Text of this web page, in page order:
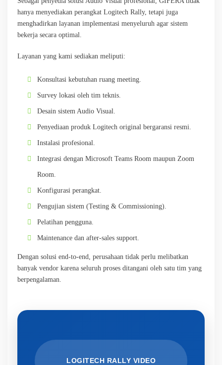
hanya menyediakan perangkat Logitech Rally, tetapi juga
menghadirkan layanan implementasi menyeluruh agar sistem
bekerja secara optimal.
Layanan yang kami sediakan meliputi:
Konsultasi kebutuhan ruang meeting.
Survey lokasi oleh tim teknis.
Desain sistem Audio Visual.
Penyediaan produk Logitech original bergaransi resmi.
Instalasi profesional.
Integrasi dengan Microsoft Teams Room maupun Zoom
Room.
Konfigurasi perangkat.
Pengujian sistem (Testing & Commissioning).
Pelatihan pengguna.
Maintenance dan after-sales support.
Dengan solusi end-to-end, perusahaan tidak perlu melibatkan
banyak vendor karena seluruh proses ditangani oleh satu tim yang
berpengalaman.
LOGITECH RALLY VIDEO